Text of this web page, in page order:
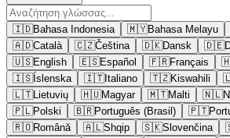
🇮🇩Bahasa Indonesia 🇲🇾Bahasa Melayu
🇦🇩Català 🇨🇿Čeština 🇩🇰Dansk 🇩🇪
🇺🇸English 🇪🇸Español 🇫🇷Français
🇮🇸Íslenska 🇮🇹Italiano 🇹🇿Kiswahili
🇱🇹Lietuvių 🇭🇺Magyar 🇲🇹Malti 🇳🇱
🇵🇱Polski 🇧🇷Português (Brasil) 🇵🇹
🇷🇴Română 🇦🇱Shqip 🇸🇰Slovenčina